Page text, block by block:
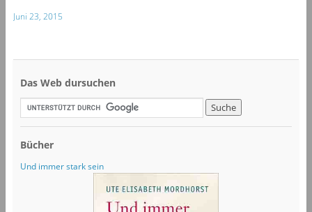
Juni 23, 2015
Das Web dursuchen
Bücher
Und immer stark sein